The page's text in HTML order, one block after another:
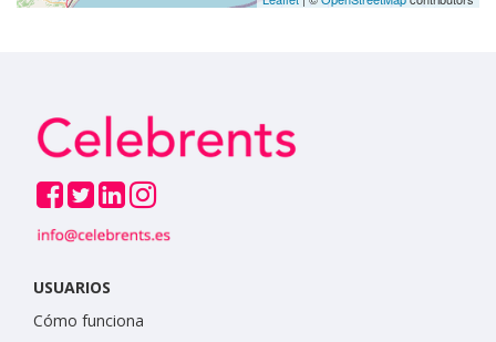
USUARIOS
Cómo funciona